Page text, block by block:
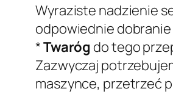
Wyraziste nadzienie
odpowiednie dobranie
*Twaróg do tego
Zazwyczaj
maszynce, przetrzeć